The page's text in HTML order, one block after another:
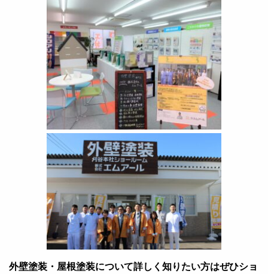
外壁塗装・屋根塗装について詳しく知りたい方はぜひショ